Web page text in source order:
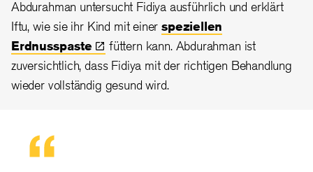
Abdurahman untersucht Fidiya ausführlich und erklärt
Iftu, wie sie ihr Kind mit einerspeziellen
Erdnusspaste
füttern kann. Abdurahman ist
zuversichtlich, dass Fidiya mit der richtigen Behandlung
wieder vollständig gesund wird.